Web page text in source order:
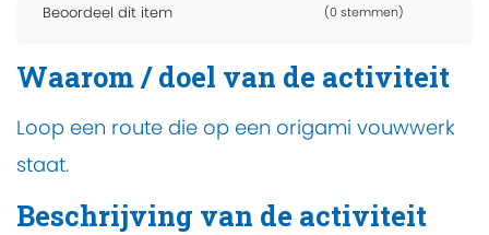
Beoordeel dit item (0 stemmen)
Waarom / doel van de activiteit
Loop een route die op een origami vouwwerk
staat.
Beschrijving van de activiteit